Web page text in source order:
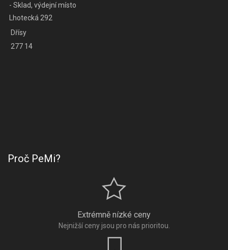
- Sklad, výdejní místo
Lhotecká 292
Dřísy
277 14
Proč PeMi?
Extrémně nízké ceny
Nejnižší ceny jsou pro nás prioritou.